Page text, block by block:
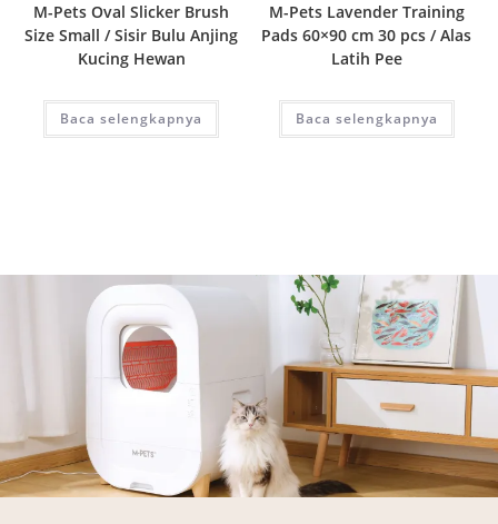
M-Pets Oval Slicker Brush
Size Small / Sisir Bulu Anjing
Kucing Hewan
Baca selengkapnya
M-Pets Lavender Training
Pads 60×90 cm 30 pcs / Alas
Latih Pee
Baca selengkapnya